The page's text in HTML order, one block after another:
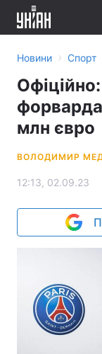
Новини › Спорт
форварда
млн євро
ВОЛОДИМИР
12:13, 02.09.23